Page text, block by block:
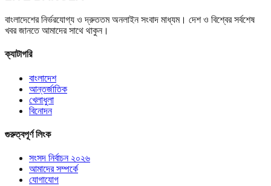
বাংলাদেশের নির্ভরযোগ্য ও দ্রুততম অনলাইন সংবাদ মাধ্যম। দেশ ও বিশ্বের সর্বশেষ
খবর জানতে আমাদের সাথে থাকুন।
ক্যাটাগরি
বাংলাদেশ
আন্তর্জাতিক
খেলাধুলা
বিনোদন
গুরুত্বপূর্ণ লিংক
সংসদ নির্বাচন ২০২৬
আমাদের সম্পর্কে
যোগাযোগ